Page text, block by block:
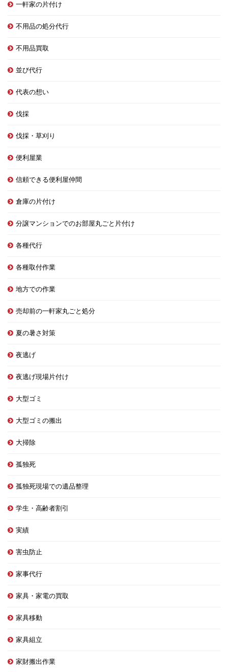
一軒家の片付け
不用品の処分代行
不用品買取
並び代行
代表の想い
伐採
伐採・草刈り
便利屋業
信頼できる便利屋仲間
倉庫の片付け
分譲マンションでのお部屋丸ごと片付け
各種代行
各種取付作業
地方での作業
売却前の一軒家丸ごと処分
夏の暑さ対策
夜逃げ
夜逃げ現場片付け
大型ゴミ
大型ゴミの搬出
大掃除
孤独死
孤独死現場での遺品整理
学生・高齢者割引
実績
害虫防止
家事代行
家具・家電の買取
家具移動
家具組立
家財搬出作業